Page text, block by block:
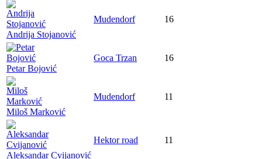
Andrija Stojanović
Mudendorf 16
Petar Bojović
Goca Trzan 16
Miloš Marković
Mudendorf 11
Aleksandar Cvijanović
Hektor road 11